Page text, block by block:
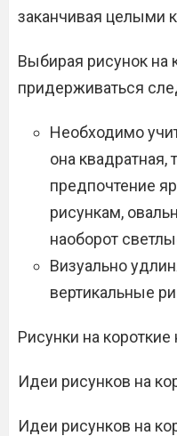
заканчивая целыми
Выбирая рисунок на
придерживаться
Необходимо
она квадратная,
предпочтение
рисункам,
наоборот
Визуально
вертикальные
Рисунки на короткие
Идеи рисунков на
Идеи рисунков на